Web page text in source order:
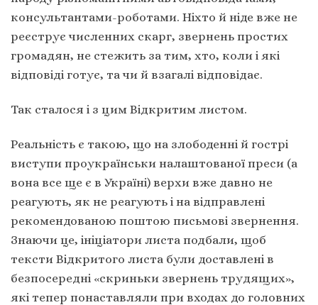
консультантами-роботами. Ніхто й ніде вже не
реєструє численних скарг, звернень простих
громадян, не стежить за тим, хто, коли і які
відповіді готує, та чи й взагалі відповідає.
Так сталося і з цим Відкритим листом.
Реальність є такою, що на злободенні й гострі
виступи проукраїнськи налаштованої преси (а
вона все ще є в Україні) верхи вже давно не
реагують, як не реагують і на відправлені
рекомендованою поштою письмові звернення.
Знаючи це, ініціатори листа подбали, щоб
тексти Відкритого листа були доставлені в
безпосередні «скриньки звернень трудящих»,
які тепер понаставляли при входах до головних